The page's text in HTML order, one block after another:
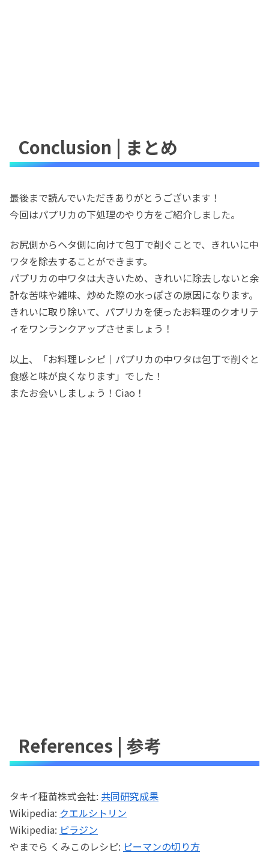
Conclusion | まとめ
最後まで読んでいただきありがとうございます！
今回はパプリカの下処理のやり方をご紹介しました。
お尻側からヘタ側に向けて包丁で削ぐことで、きれいに中
ワタを除去することができます。
パプリカの中ワタは大きいため、きれいに除去しないと余
計な苦味や雑味、炒めた際の水っぽさの原因になります。
きれいに取り除いて、パプリカを使ったお料理のクオリテ
ィをワンランクアップさせましょう！
以上、「お料理レシピ｜パプリカの中ワタは包丁で削ぐと
食感と味が良くなります」でした！
またお会いしましょう！Ciao！
References | 参考
タキイ種苗株式会社: 共同研究成果
Wikipedia: クエルシトリン
Wikipedia: ピラジン
やまでら くみこのレシピ: ピーマンの切り方